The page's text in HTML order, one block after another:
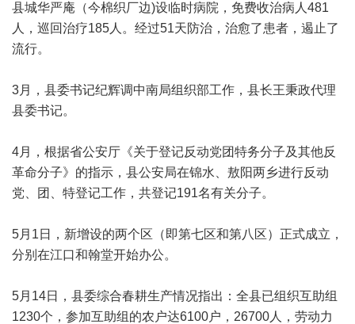
县城华严庵（今棉织厂边)设临时病院，免费收治病人481
人，巡回治疗185人。经过51天防治，治愈了患者，遏止了
流行。
3月，县委书记纪辉调中南局组织部工作，县长王秉政代理
县委书记。
4月，根据省公安厅《关于登记反动党团特务分子及其他反
革命分子》的指示，县公安局在锦水、敖阳两乡进行反动
党、团、特登记工作，共登记191名有关分子。
5月1日，新增设的两个区（即第七区和第八区）正式成立，
分别在江口和翰堂开始办公。
5月14日，县委综合春耕生产情况指出：全县已组织互助组
1230个，参加互助组的农户达6100户，26700人，劳动力